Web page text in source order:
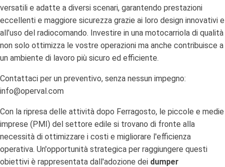
versatili e adatte a diversi scenari, garantendo prestazioni
eccellenti e maggiore sicurezza grazie ai loro design innovativi e
all’uso del radiocomando. Investire in una motocarriola di qualità
non solo ottimizza le vostre operazioni ma anche contribuisce a
un ambiente di lavoro più sicuro ed efficiente.
Contattaci per un preventivo, senza nessun impegno:
info@operval.com
Con la ripresa delle attività dopo Ferragosto, le piccole e medie
imprese (PMI) del settore edile si trovano di fronte alla
necessità di ottimizzare i costi e migliorare l'efficienza
operativa. Un'opportunità strategica per raggiungere questi
obiettivi è rappresentata dall'adozione dei dumper